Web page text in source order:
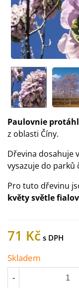
Paulovnie
z oblasti Číny.
Dřevina dosahuje
vysazuje do parků
Pro tuto dřevinu
květy světle
71 Kč
Skladem
-